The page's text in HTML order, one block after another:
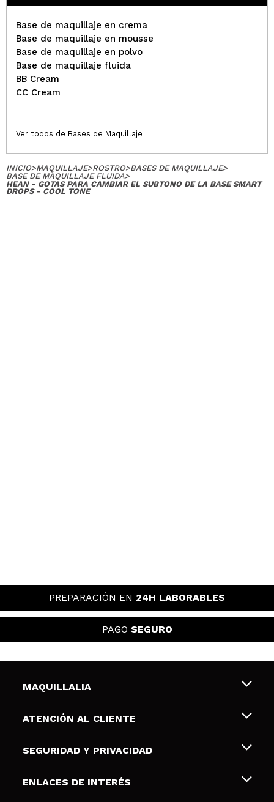
Base de maquillaje en crema
Base de maquillaje en mousse
Base de maquillaje en polvo
Base de maquillaje fluida
BB Cream
CC Cream
Ver todos de Bases de Maquillaje
INICIO>MAQUILLAJE>ROSTRO>BASES DE MAQUILLAJE>
BASE DE MAQUILLAJE FLUIDA>
HEAN - GOTAS PARA CAMBIAR EL SUBTONO DE LA BASE SMART
DROPS - COOL TONE
PREPARACIÓN EN 24H LABORABLES
PAGO SEGURO
MAQUILLALIA
Sobre nosotros
Tarjetas de Regalo
ATENCIÓN AL CLIENTE
Envíos y devoluciones
Formas de pago
SEGURIDAD Y PRIVACIDAD
Terminos y condiciones de uso
ENLACES DE INTERÉS